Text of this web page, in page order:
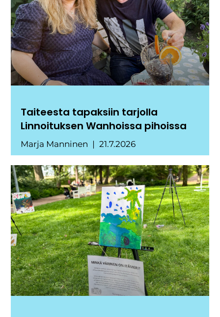
Taiteesta tapaksiin tarjolla
Linnoituksen Wanhoissa pihoissa
Marja Manninen 21.7.2026